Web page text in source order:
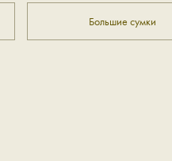
Большие сумки